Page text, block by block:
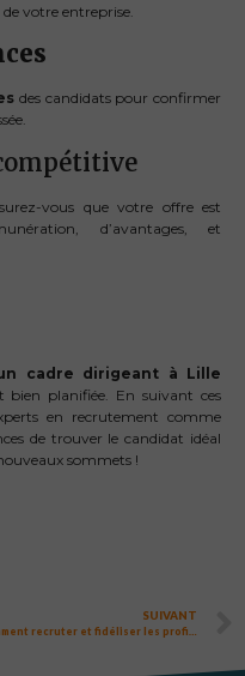
votre entreprise.
des candidats pour confirmer
vous que votre offre est
d’avantages, et
cadre dirigeant à Lille
bien planifiée. En suivant ces
en recrutement comme
de trouver le candidat idéal
sommets !
SUIVANT
Comment recruter et fidéliser les profils IT ?